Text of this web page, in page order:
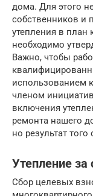
дома. Для этого
собственников и
утепления в план
необходимо
Важно, чтобы
использованием
членом
включения
ремонта нашего
но результат того
Утепление за
Сбор целевых